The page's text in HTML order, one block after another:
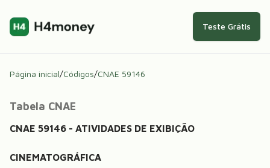
Teste Grátis
Página inicial/Códigos/CNAE 59146
Tabela CNAE
CNAE 59146 - ATIVIDADES DE EXIBIÇÃO
CINEMATOGRÁFICA